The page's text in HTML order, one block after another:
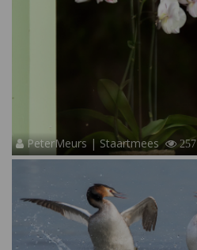
PeterMeurs | Staartmees 257